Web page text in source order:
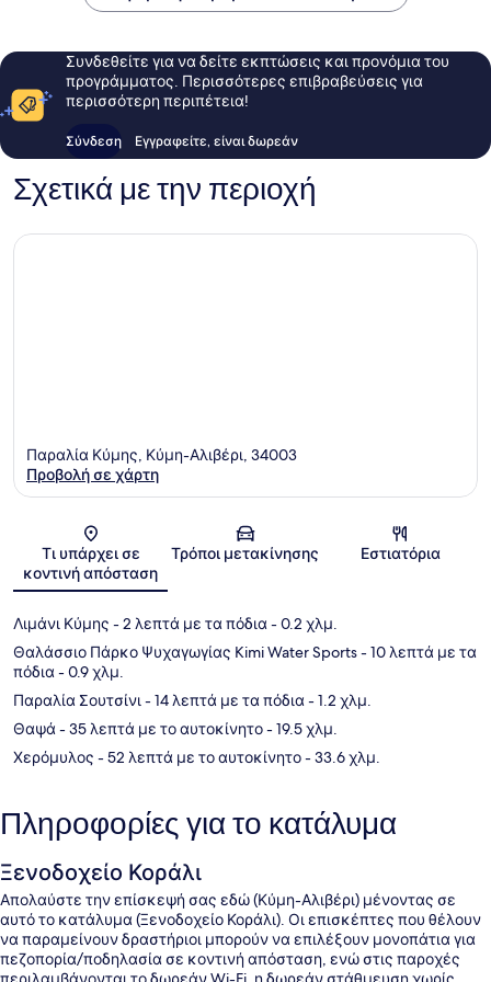
Συνδεθείτε για να δείτε εκπτώσεις και προνόμια του
προγράμματος. Περισσότερες επιβραβεύσεις για
περισσότερη περιπέτεια!
Σύνδεση Εγγραφείτε, είναι δωρεάν
Σχετικά με την περιοχή
Χάρτης
Παραλία Κύμης, Κύμη-Αλιβέρι, 34003
Προβολή σε χάρτη
Τι υπάρχει σε
κοντινή απόσταση
Τρόποι μετακίνησης Εστιατόρια
Λιμάνι Κύμης - 2 λεπτά με τα πόδια- 0.2 χλμ.
Θαλάσσιο Πάρκο Ψυχαγωγίας Kimi Water Sports- 10 λεπτά με τα
πόδια- 0.9 χλμ.
Παραλία Σουτσίνι- 14 λεπτά με τα πόδια- 1.2 χλμ.
Θαψά- 35 λεπτά με το αυτοκίνητο- 19.5 χλμ.
Χερόμυλος - 52 λεπτά με το αυτοκίνητο- 33.6 χλμ.
Πληροφορίες για το κατάλυμα
Ξενοδοχείο Κοράλι
Απολαύστε την επίσκεψή σας εδώ (Κύμη-Αλιβέρι) μένοντας σε
αυτό το κατάλυμα (Ξενοδοχείο Κοράλι). Οι επισκέπτες που θέλουν
να παραμείνουν δραστήριοι μπορούν να επιλέξουν μονοπάτια για
πεζοπορία/ποδηλασία σε κοντινή απόσταση, ενώ στις παροχές